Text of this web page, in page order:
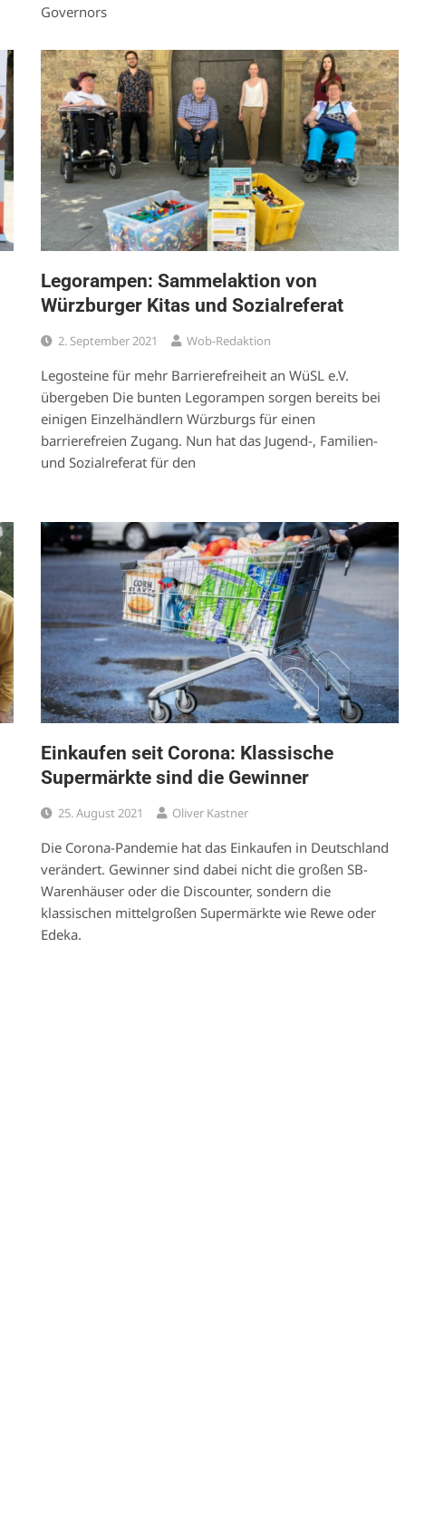
Governors
Legorampen: Sammelaktion von
Würzburger Kitas und Sozialreferat
2. September 2021 Wob-Redaktion
Legosteine für mehr Barrierefreiheit an WüSL e.V.
übergeben Die bunten Legorampen sorgen bereits bei
einigen Einzelhändlern Würzburgs für einen
barrierefreien Zugang. Nun hat das Jugend-, Familien-
und Sozialreferat für den
Einkaufen seit Corona: Klassische
Supermärkte sind die Gewinner
25. August 2021 Oliver Kastner
Die Corona-Pandemie hat das Einkaufen in Deutschland
verändert. Gewinner sind dabei nicht die großen SB-
Warenhäuser oder die Discounter, sondern die
klassischen mittelgroßen Supermärkte wie Rewe oder
Edeka.